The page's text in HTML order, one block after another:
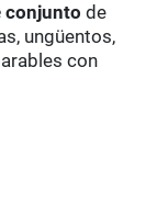
conjunto de
ungüentos,
con